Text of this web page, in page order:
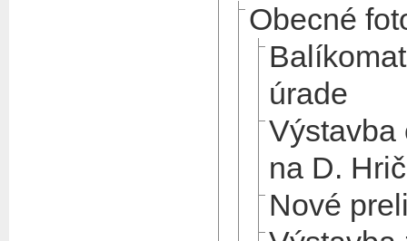
Obecné
úrade
Výstavba
na D.
Nové